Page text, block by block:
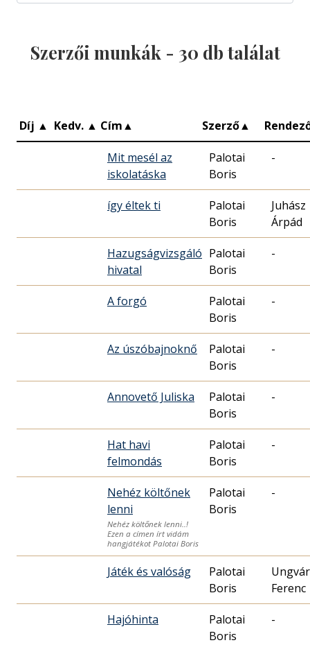
Szerzői munkák - 30 db találat
Díj ▲ Kedv. ▲ Cím▲ Szerző▲
Mit mesél az
iskolatáska
Palotai
Boris
-
így éltek ti
Palotai
Boris
Juhász
Árpád
Hazugságvizsgáló
hivatal
Palotai
Boris
-
A forgó
Palotai
Boris
-
Az úszóbajnoknő
Palotai
Boris
-
Annovető Juliska
Palotai
Boris
-
Hat havi
felmondás
Palotai
Boris
-
Nehéz költőnek
lenni
Nehéz költőnek lenni..!
Ezen a címen írt vidám
hangjátékot Palotai Boris
Palotai
Boris
-
Játék és valóság
Palotai
Boris
Ferenc
Hajóhinta
Palotai
Boris
-